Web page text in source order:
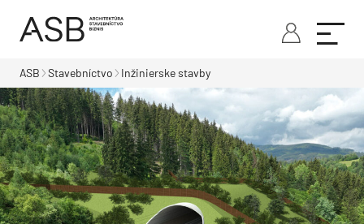
ASB Stavebníctvo Inžinierske stavby